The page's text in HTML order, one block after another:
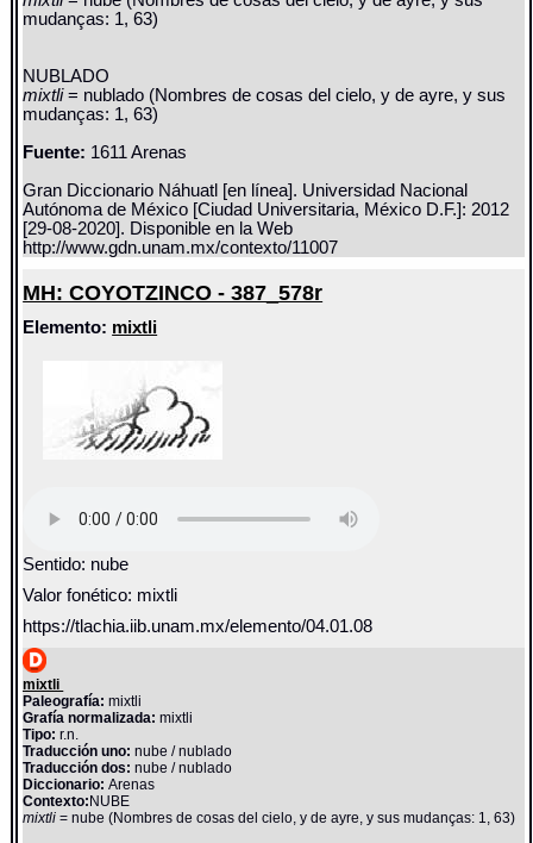
mudanças: 1, 63)
NUBLADO
mixtli= nublado (Nombres de cosas del cielo, y de ayre, y sus
mudanças: 1, 63)
Fuente: 1611 Arenas
Gran Diccionario Náhuatl [en línea]. Universidad Nacional
Autónoma de México [Ciudad Universitaria, México D.F.]: 2012
[29-08-2020]. Disponible en la Web
http://www.gdn.unam.mx/contexto/11007
MH: COYOTZINCO - 387_578r
Elemento: mixtli
Sentido: nube
Valor fonético: mixtli
https://tlachia.iib.unam.mx/elemento/04.01.08
mixtli
Paleografía: mixtli
Grafía normalizada: mixtli
Tipo: r.n.
Traducción uno: nube / nublado
Traducción dos: nube / nublado
Diccionario:Arenas
Contexto:NUBE
mixtli= nube (Nombres de cosas del cielo, y de ayre, y sus mudanças: 1, 63)